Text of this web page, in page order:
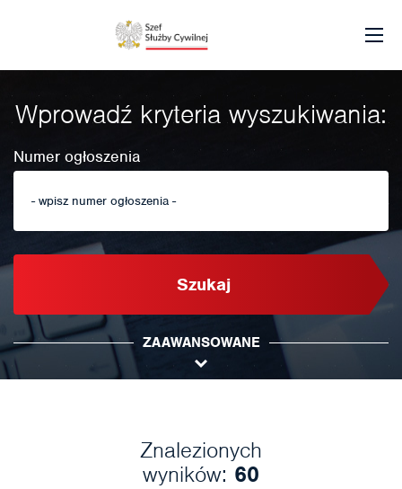
Wprowadź kryteria wyszukiwania:
Numer ogłoszenia
Szukaj
ZAAWANSOWANE
Znalezionych
wyników: 60